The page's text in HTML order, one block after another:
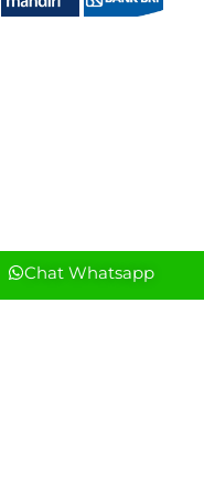
Chat Whatsapp